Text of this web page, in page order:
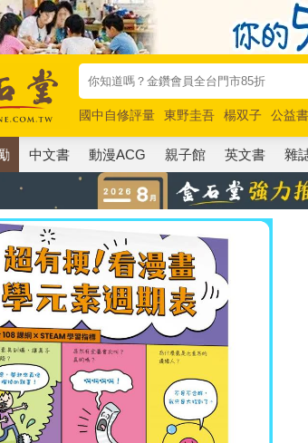
國中自修評量 東野圭吾 楊双子 公益
唯紅花綻放
奧德賽 路邊攤新作 馬斯克
中文書 動漫ACG 親子館 英文書 雜